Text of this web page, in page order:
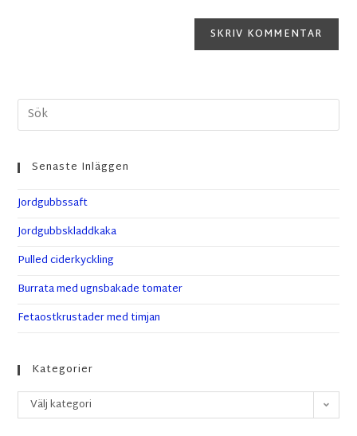
Senaste Inläggen
Jordgubbssaft
Jordgubbskladdkaka
Pulled ciderkyckling
Burrata med ugnsbakade tomater
Fetaostkrustader med timjan
Kategorier
Välj kategori